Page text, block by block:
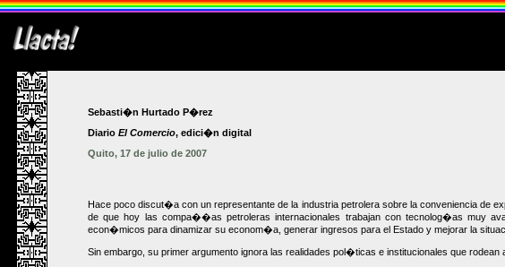
Sebasti�n Hurtado P�rez
Diario El Comercio, edici�n digital
Quito, 17 de julio de 2007
Hace poco discut�a con un representante de la industria petrolera sobre la conveniencia de
de que hoy las compa��as petroleras internacionales trabajan con tecnolog�as muy
econ�micos para dinamizar su econom�a, generar ingresos para el Estado y mejorar la
Sin embargo, su primer argumento ignora las realidades pol�ticas e institucionales que